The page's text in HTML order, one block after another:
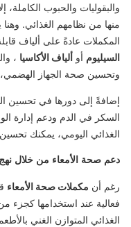
والبقوليات والحبوب الكاملة،
منها من نظامهم الغذائي. وهنا
المكملات عادةً على ألياف
السيليوم أو ألياف الأكاسيا ،
وتحسين صحة الجهاز
إضافةً إلى دورها في تحسين
السكر في الدم ودعم إدارة
الغذائي اليومي، يمكنك
دعم صحة الأمعاء من خلال
رغم أن مكملات صحة الأمعاء
فعالية عند استخدامها كجزء
الغذائي المتوازن الغني